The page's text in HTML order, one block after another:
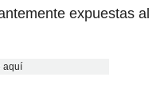
expuestas al
aquí